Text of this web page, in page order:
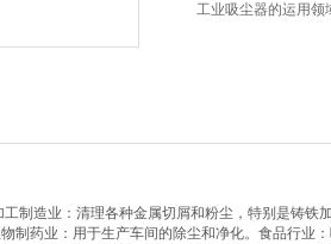
工业吸尘器的运用领
制造业：清理各种金属切屑和粉尘，特别是铸铁
制药业：用于生产车间的除尘和净化。食品行业